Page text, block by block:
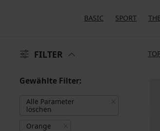
BASIC SPORT
FILTER
Gewählte Filter:
Alle Parameter
löschen
Orange